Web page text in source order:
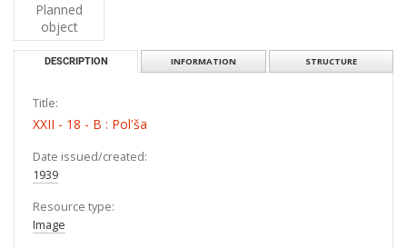
Planned
object
DESCRIPTION INFORMATION STRUCTURE
Title:
XXII - 18 - B : Polʹša
Date issued/created:
1939
Resource type:
Image